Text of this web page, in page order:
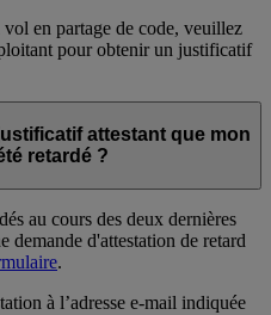
en partage de code, veuillez
pour obtenir un justificatif
attestant que mon
retardé ?
au cours des deux dernières
demande d'attestation de retard
.
à l’adresse e-mail indiquée